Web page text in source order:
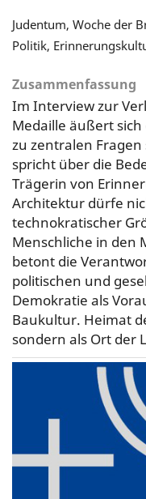
Judentum, Woche der
Politik,
Zusammenfassung
Im Interview zur
Medaille äußert
zu zentralen
spricht über die
Trägerin von
Architektur dürfe
technokratischer
Menschliche in den
betont die
politischen und
Demokratie als
Baukultur. Heimat
sondern als Ort der